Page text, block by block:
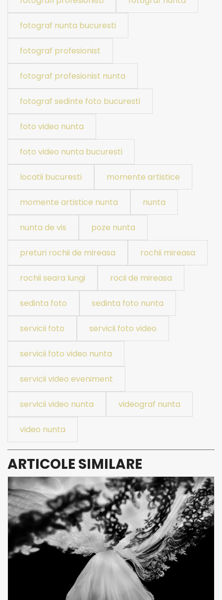
fotograf nunta bucuresti
fotograf profesionist
fotograf profesionist nunta
fotograf sedinte foto bucuresti
foto video nunta
foto video nunta bucuresti
locatii bucuresti momente artistice
momente artistice nunta nunta
nunta de vis poze nunta
preturi rochii de mireasa rochii mireasa
rochii seara lungi rocii de mireasa
sedinta foto sedinta foto nunta
servicii foto servicii foto video
servicii foto video nunta
servicii video eveniment
servicii video nunta videograf nunta
video nunta
ARTICOLE SIMILARE